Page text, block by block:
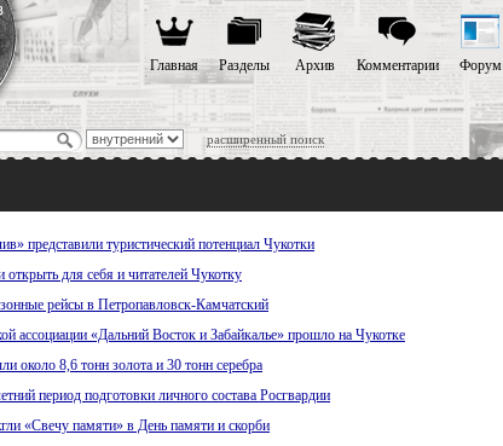
расширенный поиск
Главная Разделы Архив Комментарии Форум
представили туристический потенциал Чукотки
открыть для себя и читателей Чукотку
рейсы в Петропавловск-Камчатский
ассоциации «Дальний Восток и Забайкалье» прошло на Чукотке
около 8,6 тонн золота и 30 тонн серебра
период подготовки личного состава Росгвардии
«Свечу памяти» в День памяти и скорби